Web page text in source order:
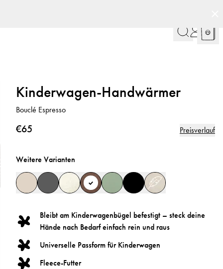
Kinderwagen-Handwärmer
Bouclé Espresso
€65 Preisverlauf
Weitere Varianten
Bleibt am Kinderwagenbügel befestigt – steck deine
Hände nach Bedarf einfach rein und raus
Universelle Passform für Kinderwagen
Fleece-Futter